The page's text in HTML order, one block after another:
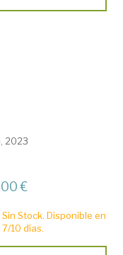
2023
€
Sin Stock. Disponible en
7/10 días.